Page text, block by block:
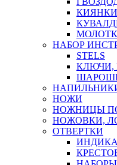
КИЯНКИ
НАБОР
STELS
КЛЮЧИ,
НОЖИ
НОЖНИЦЫ
НОЖОВКИ,
ОТВЕРТКИ